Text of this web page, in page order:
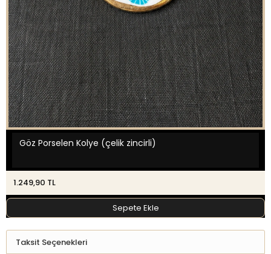
Göz Porselen Kolye (çelik zincirli)
1.249,90 TL
Sepete Ekle
Taksit Seçenekleri